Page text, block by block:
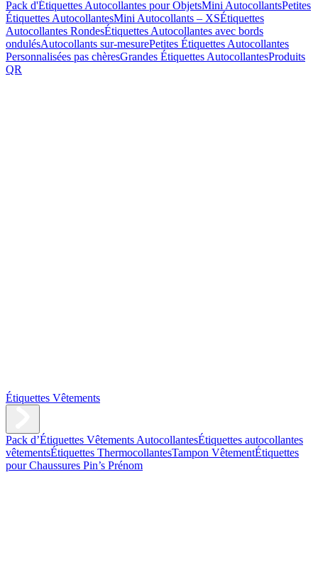
Pack d'Étiquettes Autocollantes pour ObjetsMini AutocollantsPetites
Étiquettes AutocollantesMini Autocollants – XSÉtiquettes
Autocollantes RondesÉtiquettes Autocollantes avec bords
ondulésAutocollants sur-mesurePetites Étiquettes Autocollantes
Personnalisées pas chèresGrandes Étiquettes AutocollantesProduits
QR
Étiquettes Vêtements
Pack d’Étiquettes Vêtements AutocollantesÉtiquettes autocollantes
vêtementsÉtiquettes ThermocollantesTampon VêtementÉtiquettes
pour Chaussures Pin’s Prénom